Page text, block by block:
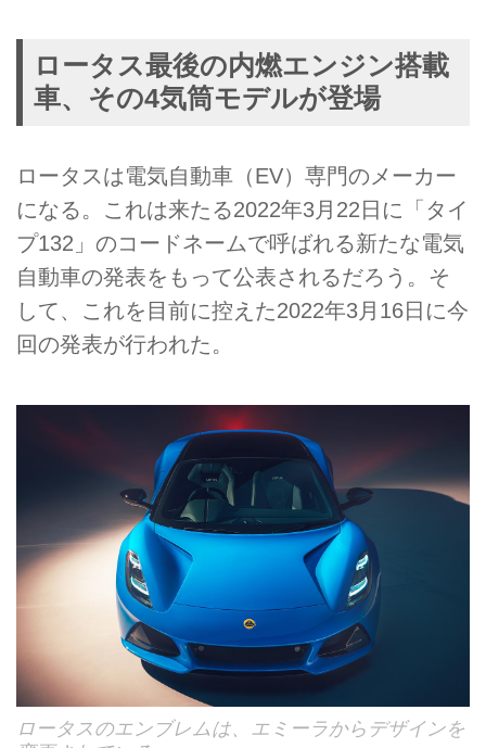
ロータス最後の内燃エンジン搭載
車、その4気筒モデルが登場
ロータスは電気自動車（EV）専門のメーカー
になる。これは来たる2022年3月22日に「タイ
プ132」のコードネームで呼ばれる新たな電気
自動車の発表をもって公表されるだろう。そ
して、これを目前に控えた2022年3月16日に今
回の発表が行われた。
ロータスのエンブレムは、エミーラからデザインを